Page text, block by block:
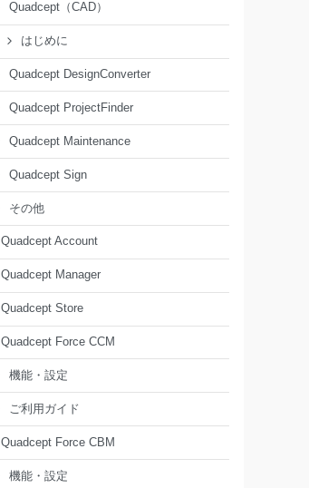
Quadcept（CAD）
はじめに
Quadcept DesignConverter
Quadcept ProjectFinder
Quadcept Maintenance
Quadcept Sign
その他
Quadcept Account
Quadcept Manager
Quadcept Store
Quadcept Force CCM
機能・設定
ご利用ガイド
Quadcept Force CBM
機能・設定